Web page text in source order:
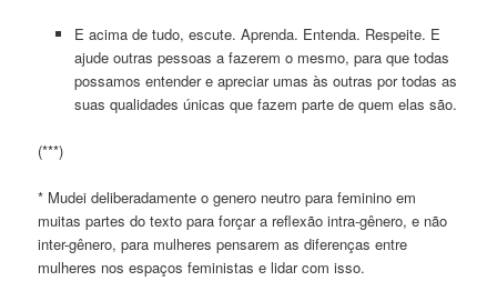
E acima de tudo, escute. Aprenda. Entenda. Respeite. E
ajude outras pessoas a fazerem o mesmo, para que todas
possamos entender e apreciar umas às outras por todas as
suas qualidades únicas que fazem parte de quem elas são.
(***)
* Mudei deliberadamente o genero neutro para feminino em
muitas partes do texto para forçar a reflexão intra-gênero, e não
inter-gênero, para mulheres pensarem as diferenças entre
mulheres nos espaços feministas e lidar com isso.